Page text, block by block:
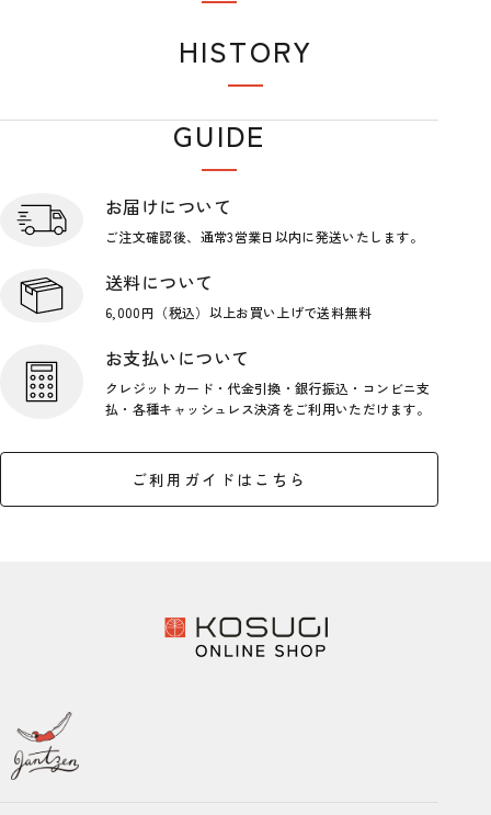
HISTORY
GUIDE
お届けについて
ご注文確認後、通常3営業日以内に発送いたします。
送料について
6,000円（税込）以上お買い上げで送料無料
お支払いについて
クレジットカード・代金引換・銀行振込・コンビニ支
払・各種キャッシュレス決済をご利用いただけます。
ご利用ガイドはこちら